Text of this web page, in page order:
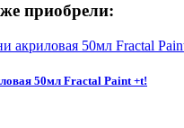
приобрели:
50мл Fractal Paint +t!